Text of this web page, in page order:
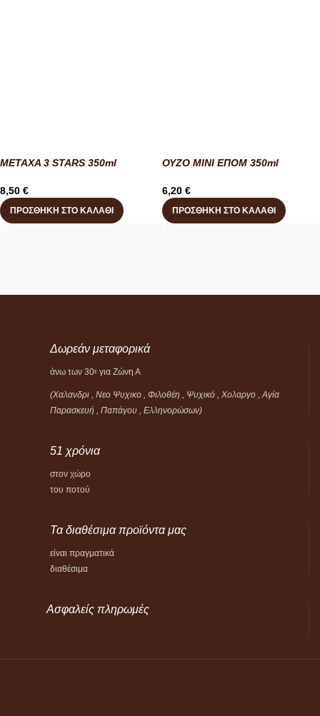
METAXA 3 STARS 350ml
8,50 €
ΠΡΟΣΘΉΚΗ ΣΤΟ ΚΑΛΆΘΙ
ΟΥΖΟ ΜΙΝΙ ΕΠΟΜ 350ml
6,20 €
ΠΡΟΣΘΉΚΗ ΣΤΟ ΚΑΛΆΘΙ
Δωρεάν μεταφορικά
άνω των 30ε για Ζώνη Α
(Χαλανδρι , Νεο Ψυχικο , Φιλοθέη , Ψυχικό , Χολαργο , Αγία
Παρασκευή , Παπάγου , Ελληνορώσων)
51 χρόνια
στον χώρο
του ποτού
Τα διαθέσιμα προϊόντα μας
είναι πραγματικά
διαθέσιμα
Ασφαλείς πληρωμές